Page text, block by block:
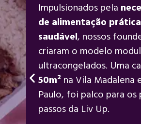
Impulsionados pela
de alimentação
saudável, nossos
criaram o modelo
ultracongelados. Uma
50m² na Vila Madalena
Paulo, foi palco para os
passos da Liv Up.